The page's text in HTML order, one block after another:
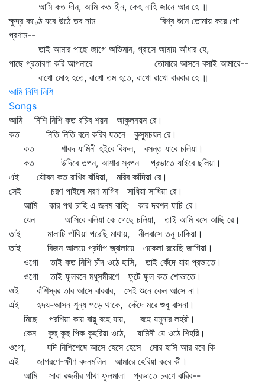
আমি কত দীন, আমি কত হীন, কেহ নাহি জানে আর হে ॥
ক্ষুদ্র কণ্ঠে যবে উঠে তব নাম বিশ্ব শুনে তোমায় করে গো
প্রণাম--
তাই আমার পাছে জাগে অভিমান, গ্রাসে আমায় আঁধার হে,
পাছে প্রতারণা করি আপনারে তোমারে আসনে বসাই আমারে--
রাখো মোহ হতে, রাখো তম হতে, রাখো রাখো বারবার হে ॥
আমি নিশি নিশি
Songs
আমি নিশি নিশি কত রচিব শয়ন আকুলনয়ন রে।
কত নিতি নিতি বনে করিব যতনে কুসুমচয়ন রে।
কত শারদ যামিনী হইবে বিফল, বসন্ত যাবে চলিয়া।
কত উদিবে তপন, আশার স্বপন প্রভাতে যাইবে ছলিয়া।
এই যৌবন কত রাখিব বাঁধিয়া, মরিব কাঁদিয়া রে।
সেই চরণ পাইলে মরণ মাগিব সাধিয়া সাধিয়া রে।
আমি কার পথ চাহি এ জনম বাহি; কার দরশন যাচি রে।
যেন আসিবে বলিয়া কে গেছে চলিয়া, তাই আমি বসে আছি রে।
তাই মালাটি গাঁথিয়া পরেছি মাথায়, নীলবাসে তনু ঢাকিয়া।
তাই বিজন আলয়ে প্রদীপ জ্বালায়ে একেলা রয়েছি জাগিয়া।
ওগো তাই কত নিশি চাঁদ ওঠে হাসি, তাই কেঁদে যায় প্রভাতে।
ওগো তাই ফুলবনে মধুসমীরণে ফুটে ফুল কত শোভাতে।
ওই বাঁশিস্বর তার আসে বারবার, সেই শুনে কেন আসে না।
এই হৃদয়-আসন শূন্য পড়ে থাকে, কেঁদে মরে শুধু বাসনা।
মিছে পরশিয়া কায় বায়ু বহে যায়, বহে যমুনার লহরী।
কেন কুহু কুহু পিক কুহরিয়া ওঠে, যামিনী যে ওঠে শিহরি।
ওগো, যদি নিশিশেষে আসে হেসে হেসে মোর হাসি আর রবে কি
এই জাগরণে-ক্ষীণ বদনমলিন আমারে হেরিয়া কবে কী।
আমি সারা রজনীর গাঁথা ফুলমালা প্রভাতে চরণে ঝরিব--